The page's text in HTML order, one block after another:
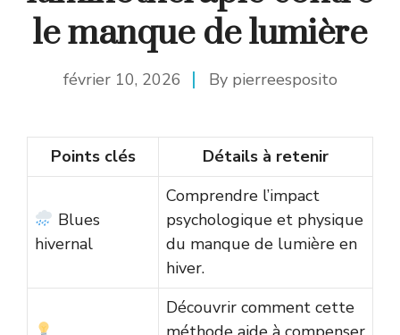
le manque de lumière
février 10, 2026 By pierreesposito
Points clés Détails à retenir
Blues
hivernal
Comprendre l’impact
psychologique et physique
du manque de lumière en
hiver.
Découvrir comment cette